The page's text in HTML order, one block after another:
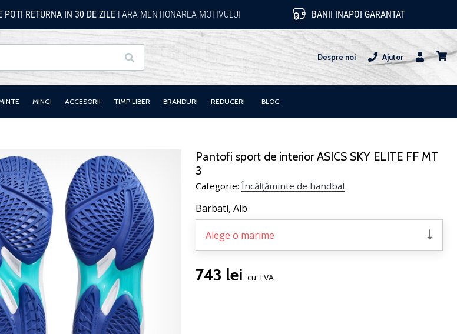
POTI RETURNA IN 30 DE ZILEFARA MENTIONAREA MOTIVULUI BANII INAPOI GARANTAT
Cauta Despre noi
Ajutor
Utilizator
MINGI ACCESORII TIMP LIBER BRANDURI REDUCERI BLOG
Pantofi sport de interior ASICS SKY ELITE FF MT
3
Categorie: Încălțăminte de handbal
Barbati, Alb
Alege o marime
743 lei cu TVA